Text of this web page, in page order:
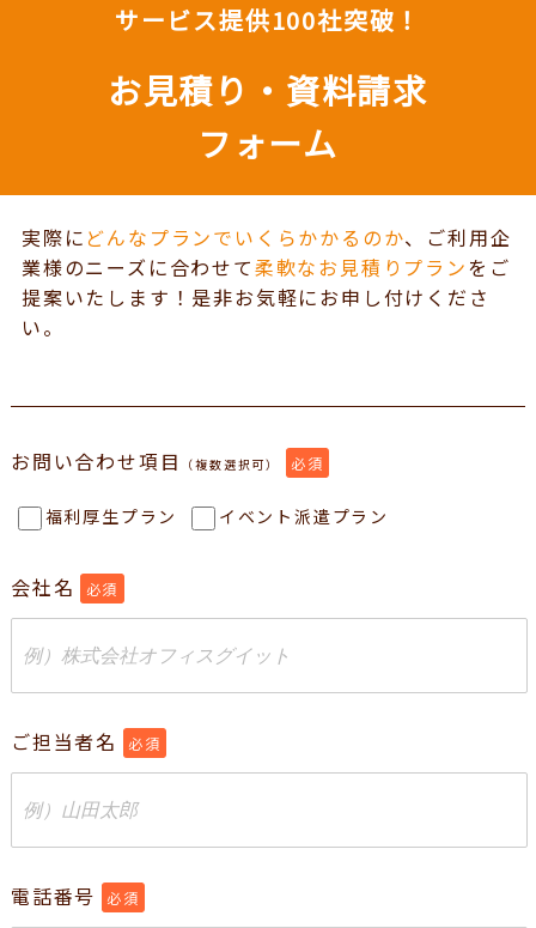
サービス提供100社突破！
お見積り・資料請求
フォーム
実際に どんなプランでいくらかかるのか、ご利用企
業様のニーズに合わせて柔軟なお見積りプランをご
提案いたします！ 是非お気軽にお申し付けくださ
い。
お問い合わせ項目 （複数選択可） 必須
福利厚生プラン イベント派遣プラン
会社名 必須
ご担当者名 必須
電話番号 必須